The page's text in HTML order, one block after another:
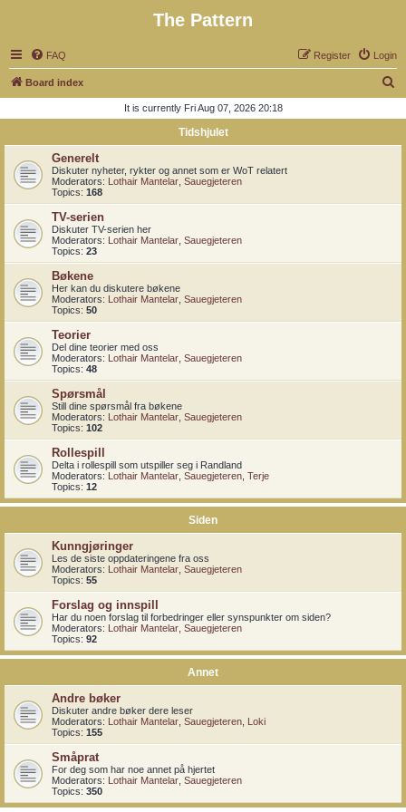
The Pattern
FAQ Login
Register
Board index
r
It is currently Fri Aug 07, 2026 20:18
Tidshjulet
Generelt
Diskuter nyheter, rykter og annet som er WoT relatert
Moderators: Lothair Mantelar Sauegjeteren
Topics: 168
TV-serien
Diskuter TV-serien her
Moderators: Lothair Mantelar Sauegjeteren
Topics: 23
Bøkene
Her kan du diskutere bøkene
Moderators: Lothair Mantelar Sauegjeteren
Topics: 50
Teorier
Del dine teorier med oss
Moderators: Lothair Mantelar Sauegjeteren
Topics: 48
Spørsmål
Still dine spørsmål fra bøkene
Moderators: Lothair Mantelar Sauegjeteren
Topics: 102
Rollespill
Delta i rollespill som utspiller seg i Randland
Moderators: Lothair Mantelar Sauegjeteren Terje
Topics: 12
Siden
Kunngjøringer
Les de siste oppdateringene fra oss
Moderators: Lothair Mantelar Sauegjeteren
Topics: 55
Forslag og innspill
Har du noen forslag til forbedringer eller synspunkter om siden?
Moderators: Lothair Mantelar Sauegjeteren
Topics: 92
Annet
Andre bøker
Diskuter andre bøker dere leser
Moderators: Lothair Mantelar Sauegjeteren Loki
Topics: 155
Småprat
For deg som har noe annet på hjertet
Moderators: Lothair Mantelar Sauegjeteren
Topics: 350